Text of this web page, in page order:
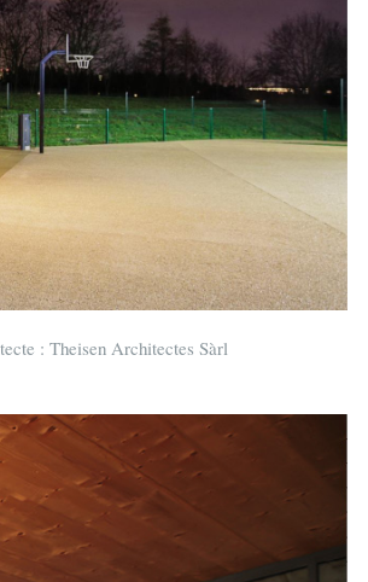
: Theisen Architectes Sàrl